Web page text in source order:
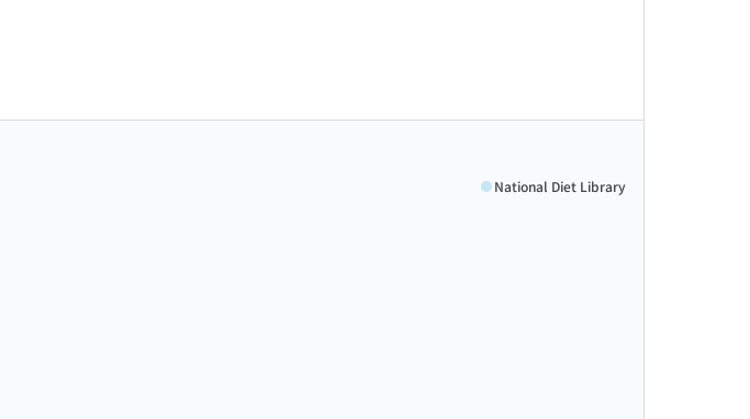
National Diet Library